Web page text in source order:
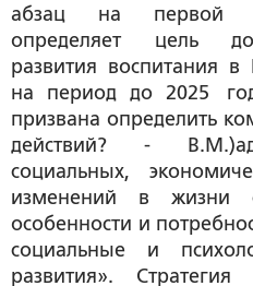
абзац на первой
определяет цель
развития воспитания
на период до 2025
призвана определить
действий? -
социальных,
изменений в жизни
особенности и
социальные и
развития».